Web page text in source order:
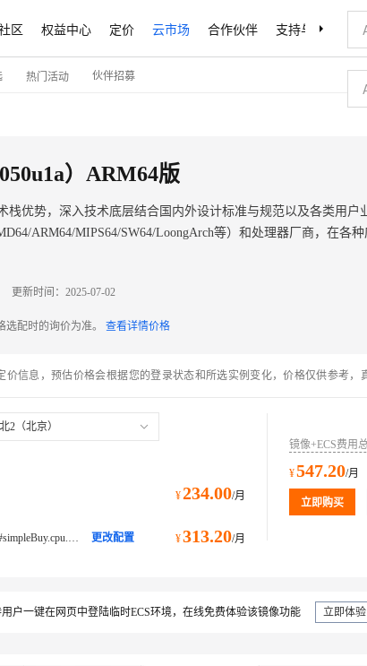
区 权益中心 定价 云市场 合作伙伴 支持与服务
热门活动 伙伴招募
）ARM64版
栈优势，深入技术底层结合国内外设计标准与规范以及各类用户
ARM64/MIPS64/SW64/LoongArch等）和处理器厂商，在各
更新时间： 2025-07-02
配时的询价为准。 查看详情价格
信息，预估价格会根据您的登录状态和所选实例变化，价格仅供参考，
2（北京）
¥234.00/月
ecs.c6r.xlarge@ecs.buy.#simpleBuy.cpu.memoryArm 计算型 c6r 更改配置 ¥313.20/月
镜像+ECS费用
¥547.20/月
立即购买
户一键在网页中登陆临时ECS环境，在线免费体验该镜像功能 立即体验